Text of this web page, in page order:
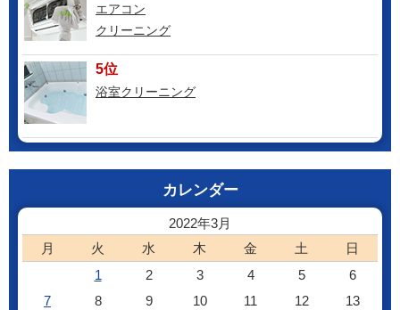
エアコン
クリーニング
5位
浴室クリーニング
カレンダー
2022年3月
月
火 水 木 金 土 日
1 2 3 4 5
6
7
8 9 10 11 12
13